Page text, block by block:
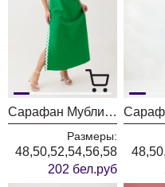
Сарафан Мублиз 321 зеленый
Размеры:
48,50,52,54,56,58
202 бел.руб